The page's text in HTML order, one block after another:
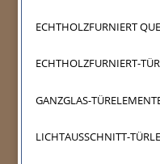
ECHTHOLZFURNIERT
ECHTHOLZFURNIERT-
GANZGLAS-
LICHTAUSSCHNITT-